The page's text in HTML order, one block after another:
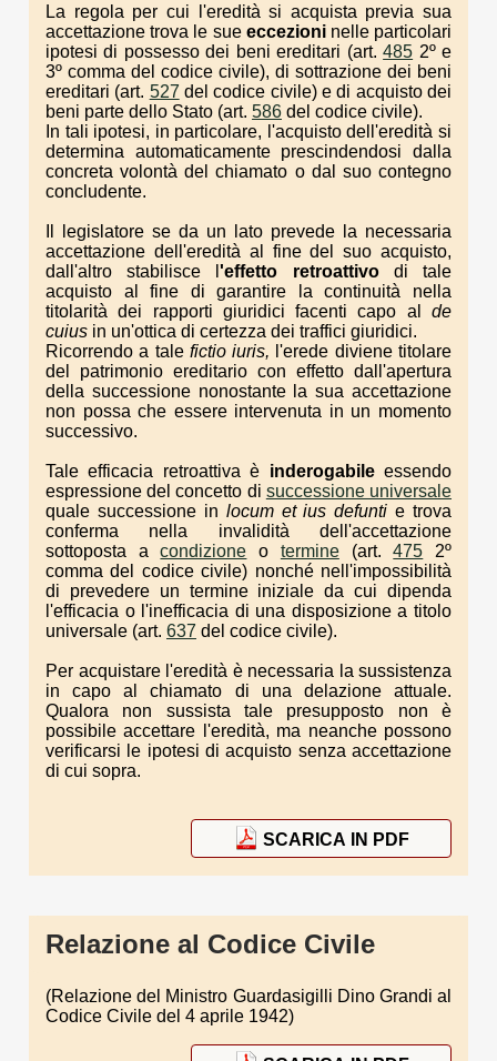
La regola per cui l'eredità si acquista previa sua
accettazione trova le sue eccezioninelle particolari
ipotesi di possesso dei beni ereditari (art.485 2º e
3º comma del codice civile), di sottrazione dei beni
ereditari (art. 527 del codice civile) e di acquisto dei
beni parte dello Stato (art. 586 del codice civile).
In tali ipotesi, in particolare, l'acquisto dell'eredità si
determina automaticamente prescindendosi dalla
concreta volontà del chiamato o dal suo contegno
concludente.
Il legislatore se da un lato prevede la necessaria
accettazione dell'eredità al fine del suo acquisto,
dall'altro stabilisce l'effetto retroattivodi tale
acquisto al fine di garantire la continuità nella
titolarità dei rapporti giuridici facenti capo al de
cuius in un'ottica di certezza dei traffici giuridici.
Ricorrendo a tale fictio iuris, l'erede diviene titolare
del patrimonio ereditario con effetto dall'apertura
della successione nonostante la sua accettazione
non possa che essere intervenuta in un momento
successivo.
Tale efficacia retroattiva è inderogabileessendo
espressione del concetto di successione universale
quale successione in locum et ius defuntie trova
conferma nella invalidità dell'accettazione
sottoposta acondizione o termine(art.475 2º
comma del codice civile) nonché nell'impossibilità
di prevedere un termine iniziale da cui dipenda
l'efficacia o l'inefficacia di una disposizione a titolo
universale (art. 637 del codice civile).
Per acquistare l'eredità è necessaria la sussistenza
in capo al chiamato di una delazione attuale.
Qualora non sussista tale presupposto non è
possibile accettare l'eredità, ma neanche possono
verificarsi le ipotesi di acquisto senza accettazione
di cui sopra.
SCARICA IN PDF
Relazione al Codice Civile
(Relazione del Ministro Guardasigilli Dino Grandi al
Codice Civile del 4 aprile 1942)